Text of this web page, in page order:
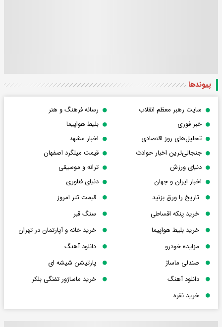
پیوندها
سایت رهبر معظم انقلاب
رسانه فرهنگ و هنر
خبر فوری
بلیط هواپیما
تحلیل‌های روز اقتصادی
اخبار مشهد
جنجالی‌ترین اخبار حوادث
قیمت میلگرد اصفهان
دنیای ورزش
ترانه و موسیقی
اخبار ایران و جهان
دنیای فناوری
تاریخ را ورق بزنید
قیمت تتر امروز
خرید پنکه اقساطی
سنگ قبر
خرید بلیط هواپیما
خرید خانه و آپارتمان در تهران
مزایده خودرو
دانلود آهنگ
صندلی ماساژ
پارتیشن شیشه ای
دانلود آهنگ
خرید ماساژور تفنگی بلکر
خرید نقره